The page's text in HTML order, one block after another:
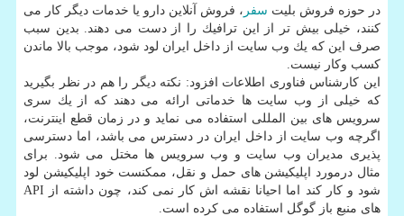
در حوزه فروش بلیت سفر ، فروش آنلاین دارو یا خدمات دیگر كار می
كنند، خیلی بیش تر از این ترافیك را از دست می دهند. بدین سبب
صرف این كه یك وب سایت از داخل ایران لود شود، موجب بالا ماندن
كسب وكار نیست.
این كارشناس فناوری اطلاعات افزود: نكته دیگر را هم در نظر بگیرید
كه خیلی از وب سایت ها خدماتی ارائه می دهند كه از یك سری
سرویس های بین المللی استفاده می نماید و در زمان قطع اینترنت،
اگرچه وب سایت از داخل ایران در دسترس می باشد، اما دسترسی
پذیری مدیران وب سایت و وب سرویس ها مختل می شود. برای
مثال درمورد اپلیكیشن های حمل و نقل، ممكنست خود اپلیكیشن لود
شود و كار كند اما احیانا نقشه اش كار نمی كند، چون داشته از API
های منبع باز گوگل استفاده می كرده است.